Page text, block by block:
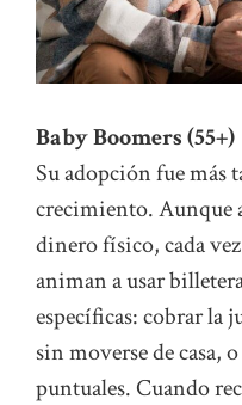
Baby Boomers (55+)
Su adopción fue más
crecimiento. Aunque
dinero físico, cada
animan a usar
específicas: cobrar la
sin moverse de casa,
puntuales. Cuando